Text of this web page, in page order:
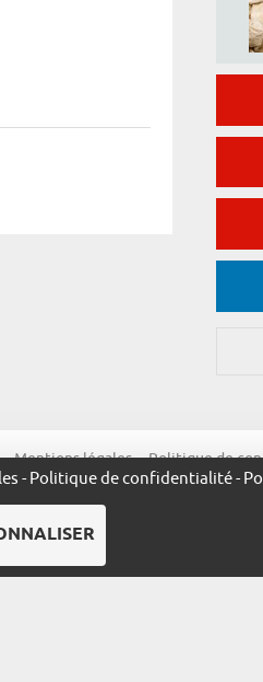
Mentions légales Politique de
- Politique de confidentialité-